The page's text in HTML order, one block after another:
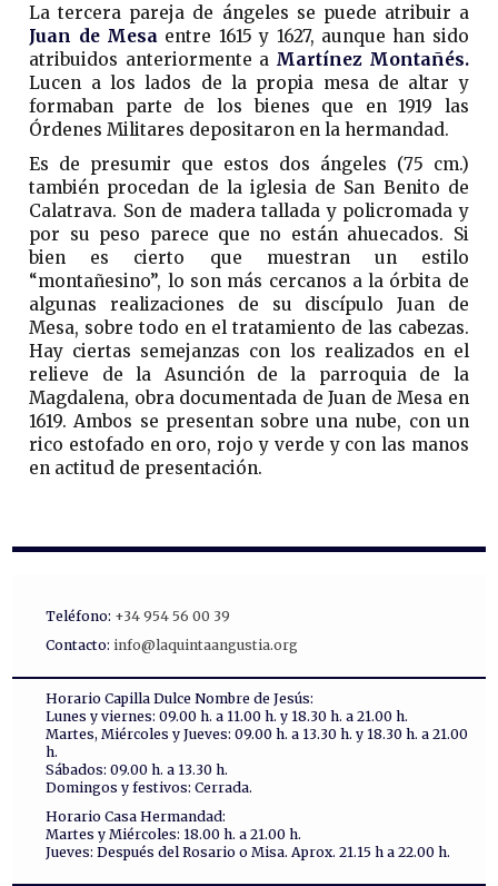
La tercera pareja de ángeles se puede atribuir a
Juan de Mesa entre 1615 y 1627, aunque han sido
atribuidos anteriormente a Martínez Montañés.
Lucen a los lados de la propia mesa de altar y
formaban parte de los bienes que en 1919 las
Órdenes Militares depositaron en la hermandad.
Es de presumir que estos dos ángeles (75 cm.)
también procedan de la iglesia de San Benito de
Calatrava. Son de madera tallada y policromada y
por su peso parece que no están ahuecados. Si
bien es cierto que muestran un estilo
“montañesino”, lo son más cercanos a la órbita de
algunas realizaciones de su discípulo Juan de
Mesa, sobre todo en el tratamiento de las cabezas.
Hay ciertas semejanzas con los realizados en el
relieve de la Asunción de la parroquia de la
Magdalena, obra documentada de Juan de Mesa en
1619. Ambos se presentan sobre una nube, con un
rico estofado en oro, rojo y verde y con las manos
en actitud de presentación.
Teléfono: +34 954 56 00 39
Contacto: info@laquintaangustia.org
Horario Capilla Dulce Nombre de Jesús:
Lunes y viernes: 09.00 h. a 11.00 h. y 18.30 h. a 21.00 h.
Martes, Miércoles y Jueves: 09.00 h. a 13.30 h. y 18.30 h. a 21.00
h.
Sábados: 09.00 h. a 13.30 h.
Domingos y festivos: Cerrada.
Horario Casa Hermandad:
Martes y Miércoles: 18.00 h. a 21.00 h.
Jueves: Después del Rosario o Misa. Aprox. 21.15 h a 22.00 h.